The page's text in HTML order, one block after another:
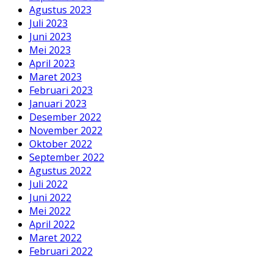
Agustus 2023
Juli 2023
Juni 2023
Mei 2023
April 2023
Maret 2023
Februari 2023
Januari 2023
Desember 2022
November 2022
Oktober 2022
September 2022
Agustus 2022
Juli 2022
Juni 2022
Mei 2022
April 2022
Maret 2022
Februari 2022